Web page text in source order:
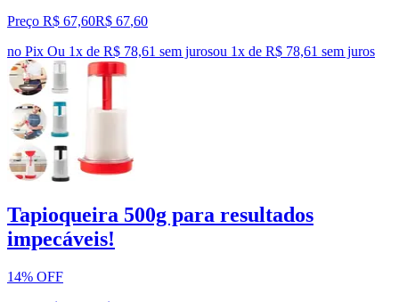
Preço R$ 67,60R$ 67,60
no Pix Ou 1x de R$ 78,61 sem jurosou 1x de R$ 78,61 sem juros
Tapioqueira 500g para resultados
impecáveis!
14% OFF